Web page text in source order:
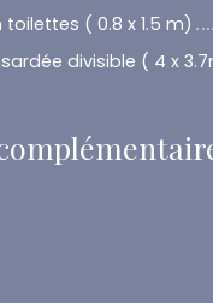
( 0.8 x 1.5 m)
divisible ( 4 x